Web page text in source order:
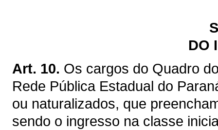
DO
Art. 10. Os cargos do Quadro
Rede Pública Estadual do
ou naturalizados, que
sendo o ingresso na classe